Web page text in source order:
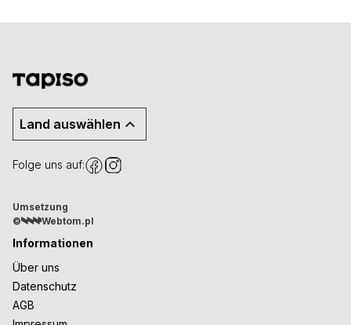
Land auswählen
Folge uns auf:
Umsetzung
©
Webtom.pl
Informationen
Über uns
Datenschutz
AGB